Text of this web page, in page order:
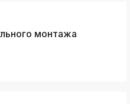
монтажа